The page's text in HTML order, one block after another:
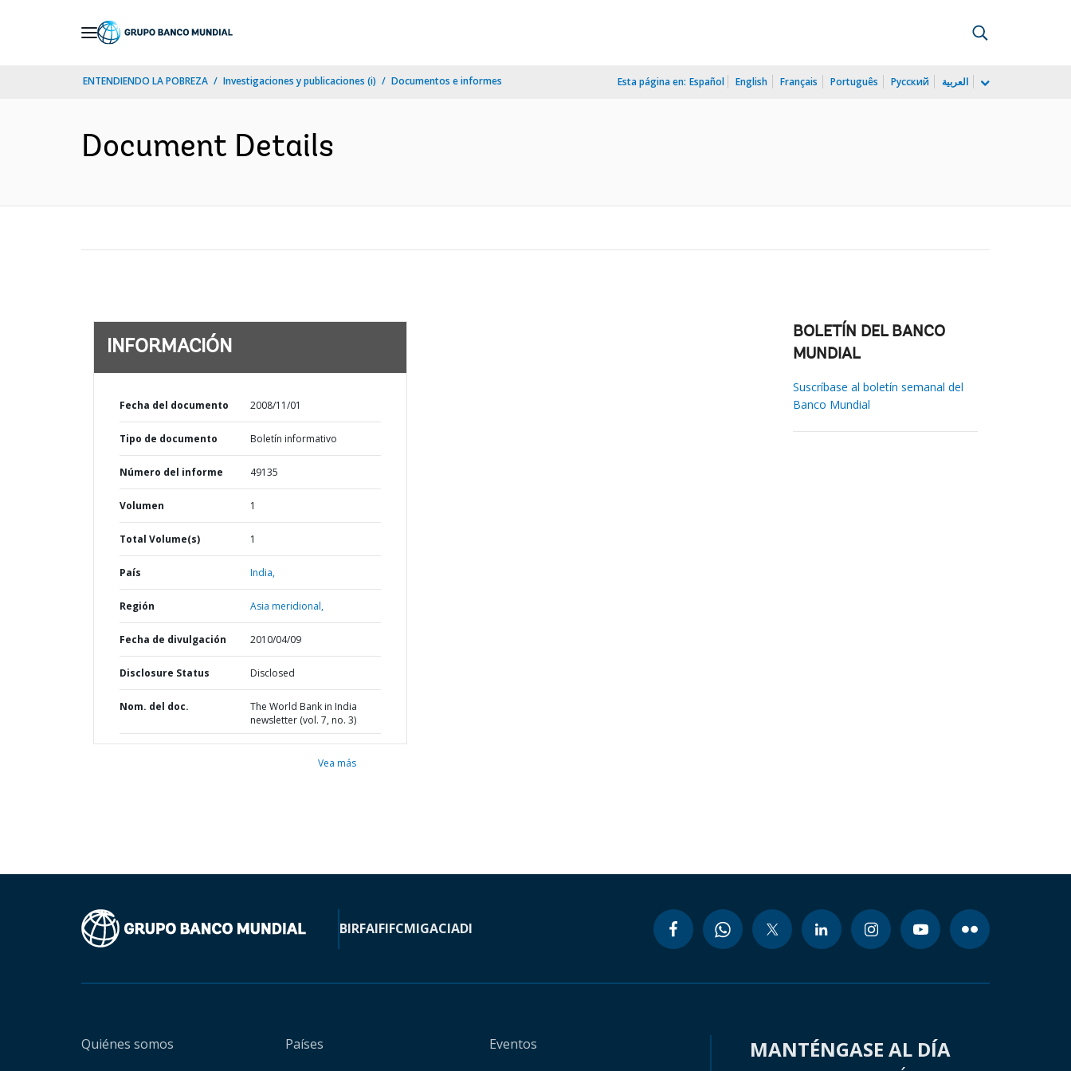
ENTENDIENDO LA POBREZA Investigaciones y publicaciones (i) Documentos e informes Esta página en: Español English Français Português Русский العربية
Document Details
INFORMACIÓN
Fecha del documento 2008/11/01
Tipo de documento Boletín informativo
Número del informe 49135
Volumen 1
Total Volume(s) 1
País India,
Región Asia meridional,
Fecha de divulgación 2010/04/09
Disclosure Status Disclosed
Nom. del doc.
The World Bank in India
newsletter (vol. 7, no. 3)
Vea más
BOLETÍN DEL BANCO
MUNDIAL
Suscríbase al boletín semanal del
Banco Mundial
BIRFAIFIFCMIGACIADI
Quiénes somos
Países
Eventos
MANTÉNGASE AL DÍA